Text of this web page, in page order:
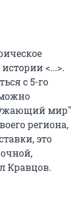
<...>.
с 5-го
мир"
региона,
это
Кравцов.